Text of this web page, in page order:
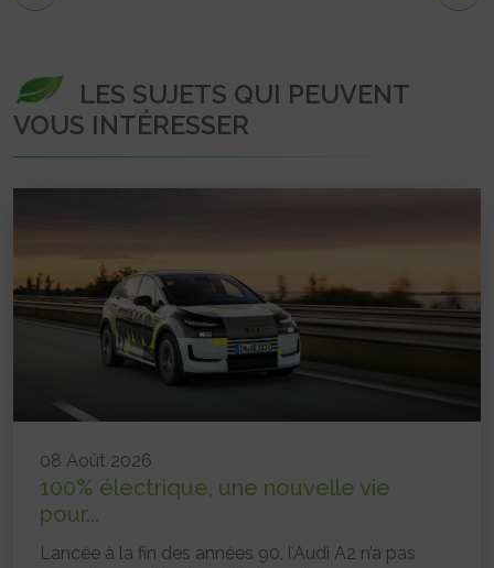
LES SUJETS QUI PEUVENT
VOUS INTÉRESSER
08 Août 2026
100% électrique, une nouvelle vie
pour...
Lancée à la fin des années 90, l’Audi A2 n’a pas